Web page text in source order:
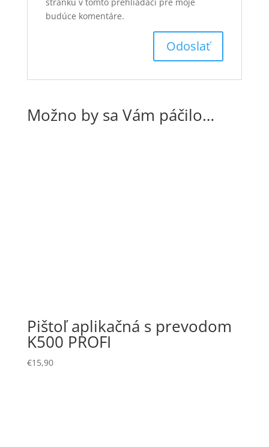
budúce komentáre.
Možno by sa Vám páčilo…
Pištoľ aplikačná s prevodom
K500 PROFI
€15,90